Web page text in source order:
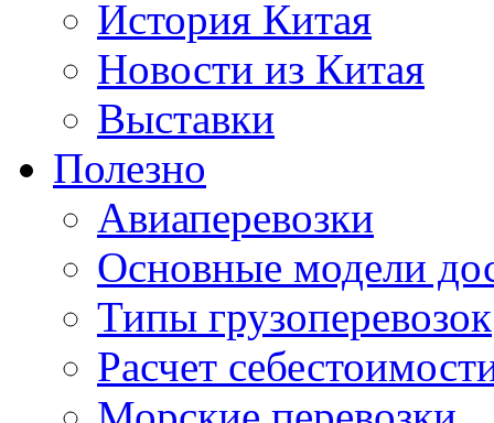
История Китая
Новости из Китая
Выставки
Полезно
Авиаперевозки
Основные модели
Типы грузоперевозок
Расчет